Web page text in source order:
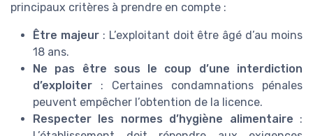
principaux critères à prendre en compte :
Être majeur: L’exploitant doit être âgé d’au moins
18 ans.
Ne pas être sous le coup d’une interdiction
d’exploiter : Certaines condamnations pénales
peuvent empêcher l’obtention de la licence.
Respecter les normes d’hygiène alimentaire :